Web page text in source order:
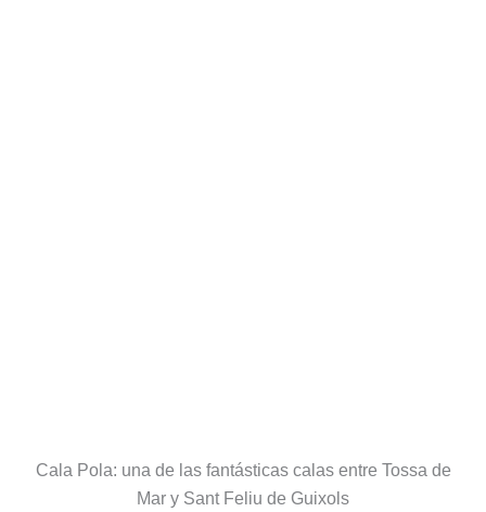
rodeadas del pino que tanto caracteriza a los pueblos
mediterráneos. La Costa Dorada alrededor de